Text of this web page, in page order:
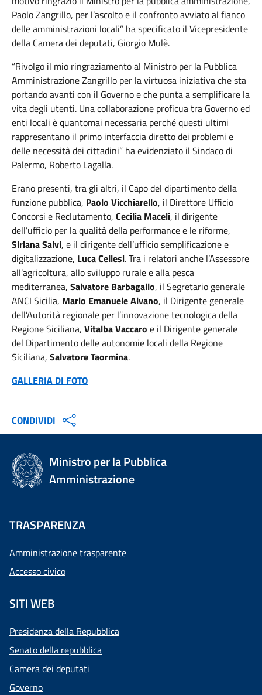
Paolo Zangrillo, per l’ascolto e il confronto avviato al fianco
delle amministrazioni locali” ha specificato il Vicepresidente
della Camera dei deputati, Giorgio Mulè.
“Rivolgo il mio ringraziamento al Ministro per la Pubblica
Amministrazione Zangrillo per la virtuosa iniziativa che sta
portando avanti con il Governo e che punta a semplificare la
vita degli utenti. Una collaborazione proficua tra Governo ed
enti locali è quantomai necessaria perché questi ultimi
rappresentano il primo interfaccia diretto dei problemi e
delle necessità dei cittadini” ha evidenziato il Sindaco di
Palermo, Roberto Lagalla.
Erano presenti, tra gli altri, il Capo del dipartimento della
funzione pubblica, Paolo Vicchiarello, il Direttore Ufficio
Concorsi e Reclutamento, Cecilia Maceli, il dirigente
dell’ufficio per la qualità della performance e le riforme,
Siriana Salvi, e il dirigente dell’ufficio semplificazione e
digitalizzazione, Luca Cellesi. Tra i relatori anche l’Assessore
all’agricoltura, allo sviluppo rurale e alla pesca
mediterranea, Salvatore Barbagallo, il Segretario generale
ANCI Sicilia, Mario Emanuele Alvano, il Dirigente generale
dell’Autorità regionale per l’innovazione tecnologica della
Regione Siciliana, Vitalba Vaccaro e il Dirigente generale
del Dipartimento delle autonomie locali della Regione
Siciliana, Salvatore Taormina.
GALLERIA DI FOTO
CONDIVIDI
Ministro per la Pubblica
Amministrazione
TRASPARENZA
Amministrazione trasparente
Accesso civico
SITI WEB
Presidenza della Repubblica
Senato della repubblica
Camera dei deputati
Governo